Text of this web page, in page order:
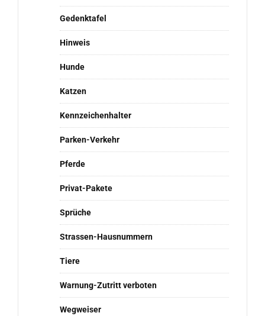
Gedenktafel
Hinweis
Hunde
Katzen
Kennzeichenhalter
Parken-Verkehr
Pferde
Privat-Pakete
Sprüche
Strassen-Hausnummern
Tiere
Warnung-Zutritt verboten
Wegweiser